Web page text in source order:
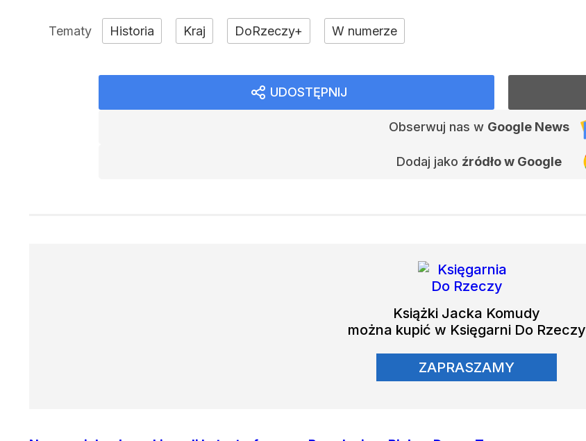
Historia Kraj DoRzeczy+ W numerze
UDOSTĘPNIJ
Obserwuj nas w Google News
Dodaj jako źródło w Google
Książki Jacka Komudy
można kupić w Księgarni Do Rzeczy
ZAPRASZAMY